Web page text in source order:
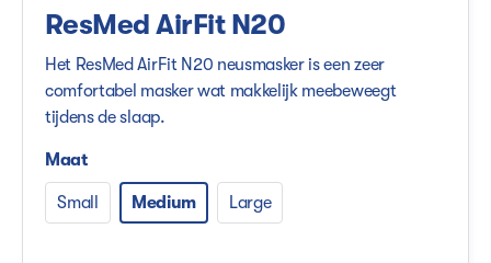
ResMed AirFit N20
Het ResMed AirFit N20 neusmasker is een zeer
comfortabel masker wat makkelijk meebeweegt
tijdens de slaap.
Maat
Small Medium Large